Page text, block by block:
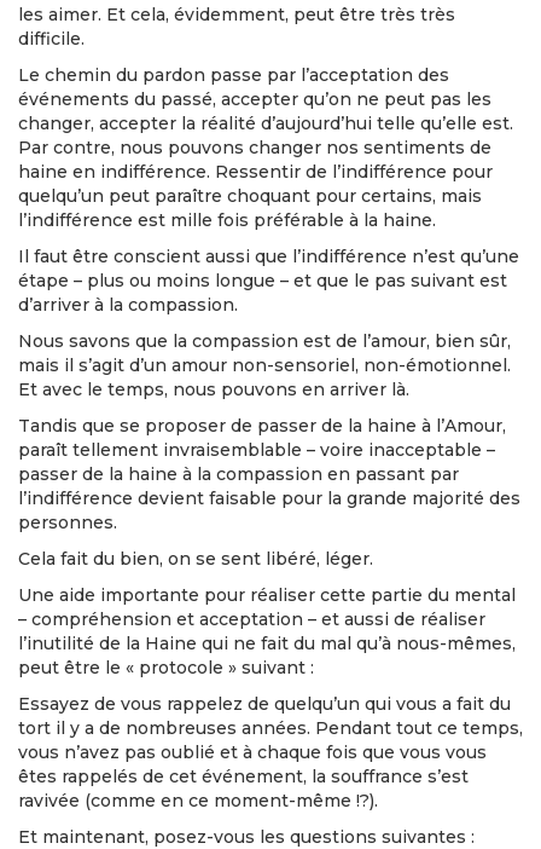
les aimer. Et cela, évidemment, peut être très très
difficile.
Le chemin du pardon passe par l’acceptation des
événements du passé, accepter qu’on ne peut pas les
changer, accepter la réalité d’aujourd’hui telle qu’elle est.
Par contre, nous pouvons changer nos sentiments de
haine en indifférence. Ressentir de l’indifférence pour
quelqu’un peut paraître choquant pour certains, mais
l’indifférence est mille fois préférable à la haine.
Il faut être conscient aussi que l’indifférence n’est qu’une
étape – plus ou moins longue – et que le pas suivant est
d’arriver à la compassion.
Nous savons que la compassion est de l’amour, bien sûr,
mais il s’agit d’un amour non-sensoriel, non-émotionnel.
Et avec le temps, nous pouvons en arriver là.
Tandis que se proposer de passer de la haine à l’Amour,
paraît tellement invraisemblable – voire inacceptable –
passer de la haine à la compassion en passant par
l’indifférence devient faisable pour la grande majorité des
personnes.
Cela fait du bien, on se sent libéré, léger.
Une aide importante pour réaliser cette partie du mental
– compréhension et acceptation – et aussi de réaliser
l’inutilité de la Haine qui ne fait du mal qu’à nous-mêmes,
peut être le « protocole » suivant :
Essayez de vous rappelez de quelqu’un qui vous a fait du
tort il y a de nombreuses années. Pendant tout ce temps,
vous n’avez pas oublié et à chaque fois que vous vous
êtes rappelés de cet événement, la souffrance s’est
ravivée (comme en ce moment-même !?).
Et maintenant, posez-vous les questions suivantes :